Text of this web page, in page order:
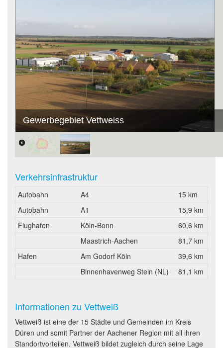
Gewerbegebiet Vettweiss
Verkehrsinfrastruktur
Autobahn A4
15 km
Autobahn
A1
15,9 km
Flughafen
Köln-Bonn
60,6 km
Maastrich-Aachen
81,7 km
Hafen
Am Godorf Köln
39,6 km
Binnenhavenweg Stein (NL)
81,1 km
Informationen zu Vettweiß
Vettweiß ist eine der 15 Städte und Gemeinden im Kreis
Düren und somit Partner der Aachener Region mit all ihren
Standortvorteilen. Vettweiß bildet zugleich durch seine Lage